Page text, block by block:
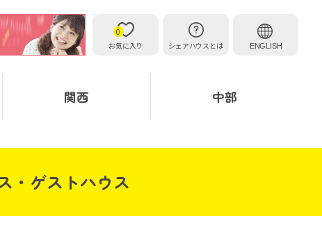
お気に入り
0
シェアハウスとは
ENGLISH
関西 中部
・ゲストハウス